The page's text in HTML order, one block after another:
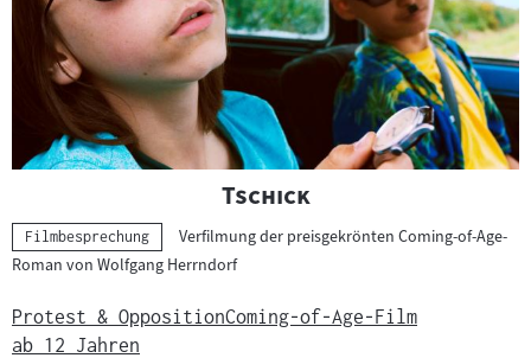
"
Tschick"
Kategorie:
Filmbesprechung
Verfilmung der preisgekrönten Coming-of-Age-
Roman von Wolfgang Herrndorf
Protest & OppositionComing-of-Age-Film
ab 12 Jahren